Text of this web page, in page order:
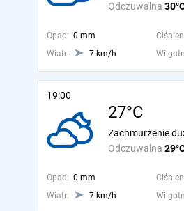
Odczuwalna
Opad: 0 mm
Wiatr:
7 km/h
19:00
27°C
Odczuwalna
Zachmurzenie
Opad: 0 mm
Wiatr:
7 km/h